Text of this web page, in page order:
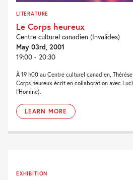
LITERATURE
Le Corps heureux
Centre culturel canadien (Invalides)
May 03rd, 2001
19:00 - 20:30
À 19 h00 au Centre culturel canadien,
Corps heureux écrit en collaboration avec
l'Homme).
LEARN MORE
EXHIBITION